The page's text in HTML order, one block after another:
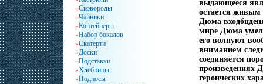
»Сковороды
»Чайники
»Контейнеры
»Набор бокалов
»Скатерти
»Доски
»Подставки
»Хлебницы
»Подносы
выдающееся
остается живым
Дюма
мире Дюма умел
его волнуют
вниманием
соединяется
произведениях
героических